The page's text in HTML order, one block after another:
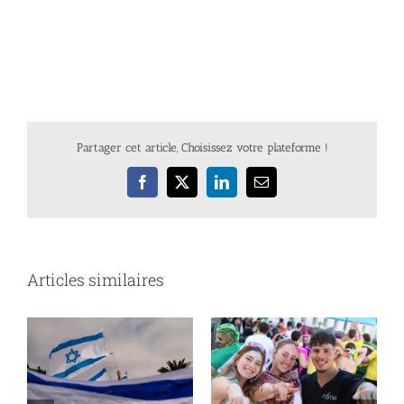
Partager cet article, Choisissez votre plateforme !
Facebook
X LinkedInEmail
Articles similaires